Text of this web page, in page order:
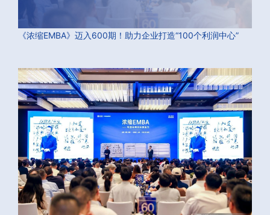
《浓缩EMBA》迈入600期！助力企业打造“100个利润中心”